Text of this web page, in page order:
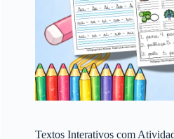
Textos Interativos com